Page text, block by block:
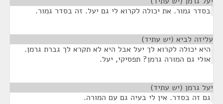
בסדר גמור. את יכולה לקרוא לי גם יעל. זה בסדר גמור.
עליזה לביא (יש עתיד)
היא יכולה לקרוא לך יעל אבל היא לא תקרא לך גברת גרמן.
אולי גם המורה גרמן? תפסיקי, יעל.
יעל גרמן (יש עתיד)
גם זה בסדר. אין לי בעיה גם עם המורה.